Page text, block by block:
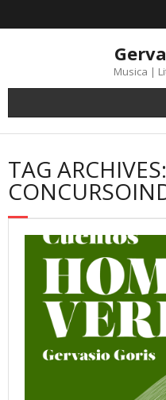
Musica |
TAG ARCHIVES: